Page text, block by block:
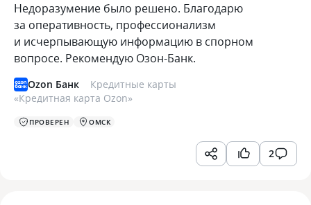
Недоразумение было решено. Благодарю
за оперативность, профессионализм
и исчерпывающую информацию в спорном
вопросе. Рекомендую Озон-Банк.
Ozon Банк
Кредитные карты
«Кредитная карта Ozon»
ПРОВЕРЕН ОМСК
2